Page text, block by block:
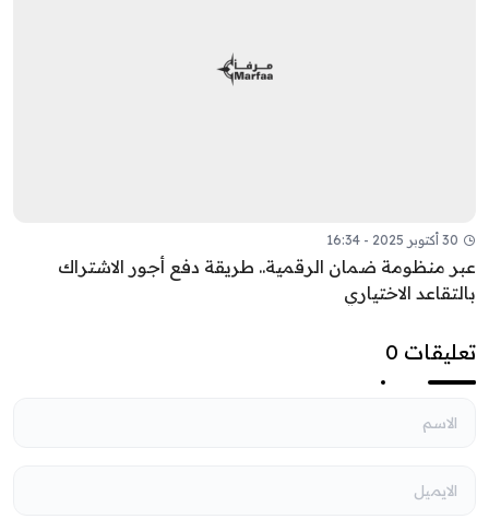
30 أكتوبر 2025 - 16:34
عبر منظومة ضمان الرقمية.. طريقة دفع أجور الاشتراك
بالتقاعد الاختياري
تعليقات 0